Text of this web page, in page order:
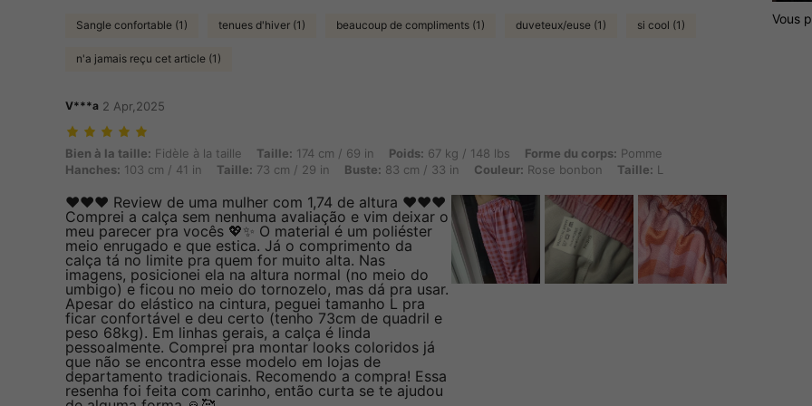
Sangle confortable (1) tenues d'hiver (1) beaucoup de compliments (1) duveteux/euse (1) si cool (1)
n'a jamais reçu cet article (1)
V***a 2 Apr,2025
Bien à la taille: Fidèle à la taille, Taille: 174 cm / 69 in, Poids: 67 kg / 148 lbs, Forme du corps: Pomme, Hanches: 103 cm / 41 in, Taille: 73 cm / 29 in,
Bien à la taille: Fidèle à la taille Taille: 174 cm / 69 in Poids: 67 kg / 148 lbs Forme du corps: Pomme
Hanches: 103 cm / 41 in Taille: 73 cm / 29 in Buste: 83 cm / 33 in Couleur: Rose bonbon Taille: L
❤️❤️❤️ Review de uma mulher com 1,74 de altura ❤️❤️❤️
Comprei a calça sem nenhuma avaliação e vim deixar o
meu parecer pra vocês 💖✨ O material é um poliéster
meio enrugado e que estica. Já o comprimento da
calça tá no limite pra quem for muito alta. Nas
imagens, posicionei ela na altura normal (no meio do
umbigo) e ficou no meio do tornozelo, mas dá pra usar.
Apesar do elástico na cintura, peguei tamanho L pra
ficar confortável e deu certo (tenho 73cm de quadril e
peso 68kg). Em linhas gerais, a calça é linda
pessoalmente. Comprei pra montar looks coloridos já
que não se encontra esse modelo em lojas de
departamento tradicionais. Recomendo a compra! Essa
resenha foi feita com carinho, então curta se te ajudou
Vous